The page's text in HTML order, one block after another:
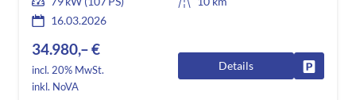
16.03.2026
34.980,– €
incl. 20% MwSt.
inkl. NoVA
Details